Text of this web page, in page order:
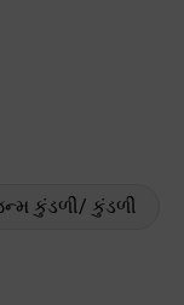
કુંડળી/ કુંડળી